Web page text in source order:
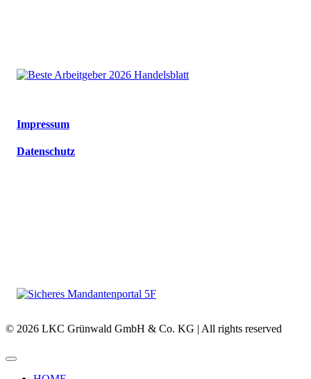
Impressum
Datenschutz
© 2026 LKC Grünwald GmbH & Co. KG | All rights reserved